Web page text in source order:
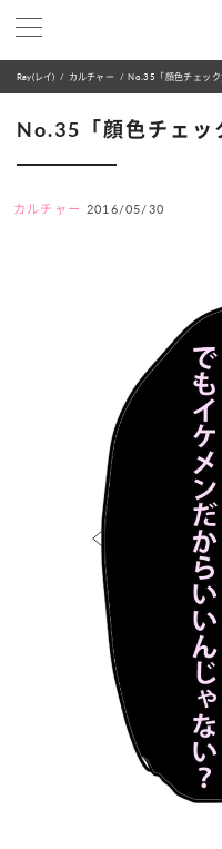
Ray(レイ) カルチャー No.35「顔色チェック
No.35「顔色チェッ
カルチャー 2016/05/30